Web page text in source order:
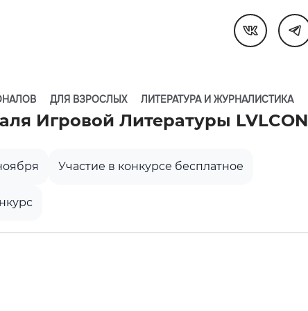
ДЛЯ ВЗРОСЛЫХ ЛИТЕРАТУРА И ЖУРНАЛИСТИКА
Игровой Литературы LVLCON
Участие в конкурсе бесплатное